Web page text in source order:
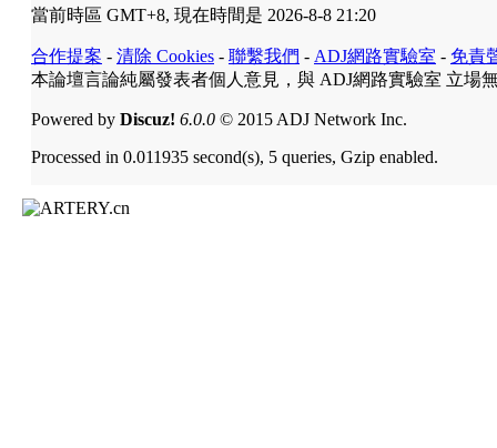
當前時區 GMT+8, 現在時間是 2026-8-8 21:20
合作提案 - 清除 Cookies - 聯繫我們 - ADJ網路實驗室 - 免責
本論壇言論純屬發表者個人意見，與 ADJ網路實驗室 立場
Powered by Discuz! 6.0.0 © 2015 ADJ Network Inc.
Processed in 0.011935 second(s), 5 queries, Gzip enabled.